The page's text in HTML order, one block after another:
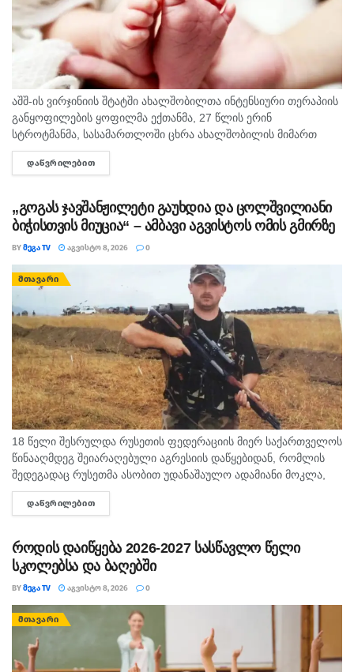
აშშ-ის ვირჯინიის შტატში ახალშობილთა ინტენსიური თერაპიის
განყოფილების ყოფილმა ექთანმა, 27 წლის ერინ
სტროტმანმა, სასამართლოში ცხრა ახალშობილის მიმართ
ბავშვზე ძალადობის ბრალდებაზე დანაშაული არ უარყო. საქმე
ერთ-ერთ ყველაზე გახმაურებულ სამედიცინო სკანდალად
ᲓᲐᲬᲕᲠᲘᲚᲔᲑᲘᲗ
„გოგას ჯავშანჟილეტი გაუხდია და ცოლშვილიანი
ბიჭისთვის მიუცია“ – ამბავი აგვისტოს ომის გმირზე
BYᲛᲔᲒᲐ TV ᲐᲒᲕᲘᲡᲢᲝ 8, 2026 0
ᲛᲗᲐᲕᲐᲠᲘ
18 წელი შესრულდა რუსეთის ფედერაციის მიერ საქართველოს
წინააღმდეგ შეიარაღებული აგრესიის დაწყებიდან, რომლის
შედეგადაც რუსეთმა ასობით უდანაშაულო ადამიანი მოკლა,
დაიპყრო აფხაზეთი და ცხინვალის რეგიონი. ამ სტატიაში
აგვისტოს გმირი გოგიტა მაკრახიძის შესახებ...
ᲓᲐᲬᲕᲠᲘᲚᲔᲑᲘᲗ
როდის დაიწყება 2026-2027 სასწავლო წელი
სკოლებსა და ბაღებში
BYᲛᲔᲒᲐ TV ᲐᲒᲕᲘᲡᲢᲝ 8, 2026 0
ᲛᲗᲐᲕᲐᲠᲘ